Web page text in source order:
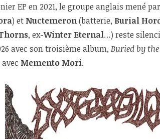
EP en 2021, le groupe anglais mené
) et Nuctemeron(batterie, Burial
, ex-Winter Eternal…) reste
avec son troisième album, Buried by
Memento Mori.